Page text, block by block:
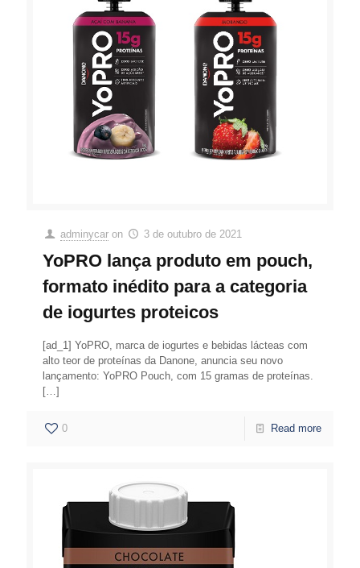
adminycar on 3 de outubro de 2021
YoPRO lança produto em pouch,
formato inédito para a categoria
de iogurtes proteicos
[ad_1] YoPRO, marca de iogurtes e bebidas lácteas com
alto teor de proteínas da Danone, anuncia seu novo
lançamento: YoPRO Pouch, com 15 gramas de proteínas.
[…]
0 Read more